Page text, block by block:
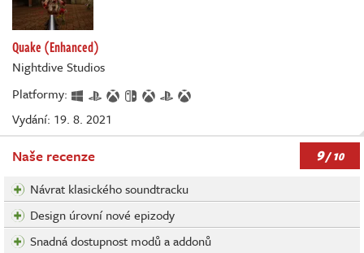
Quake (Enhanced)
Nightdive Studios
Platformy:
Vydání: 19. 8. 2021
Naše recenze 9/ 10
Návrat klasického soundtracku
Design úrovní nové epizody
Snadná dostupnost modů a addonů